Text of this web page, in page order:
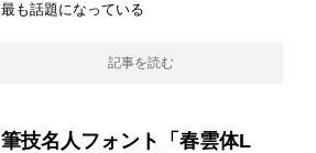
最も話題になっている
記事を読む
筆技名人フォント「春雲体L